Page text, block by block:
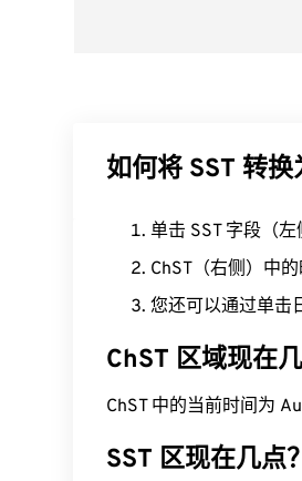
如何将 SST 转换
单击 SST 字段（左
ChST（右侧）中的
您还可以通过单击
ChST 区域现在几
ChST 中的当前时间为
SST 区现在几点？